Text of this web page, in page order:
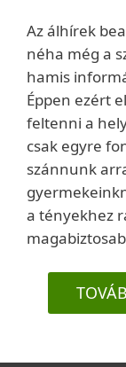
Az álhírek
néha még a
hamis
Éppen ezért
feltenni a
csak egyre
szánnunk
a tényekhez